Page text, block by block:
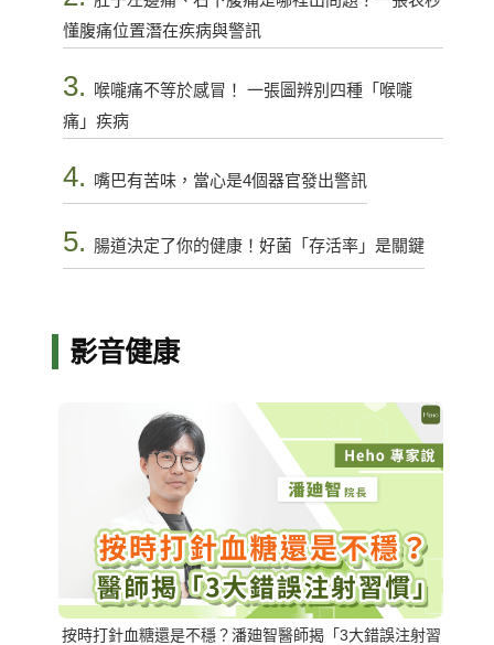
懂腹痛位置潛在疾病與警訊
3.
喉嚨痛不等於感冒！ 一張圖辨別四種「喉嚨
痛」疾病
4. 嘴巴有苦味，當心是4個器官發出警訊
5. 腸道決定了你的健康！好菌「存活率」是關鍵
影音健康
按時打針血糖還是不穩？潘廸智醫師揭「3大錯誤注射習